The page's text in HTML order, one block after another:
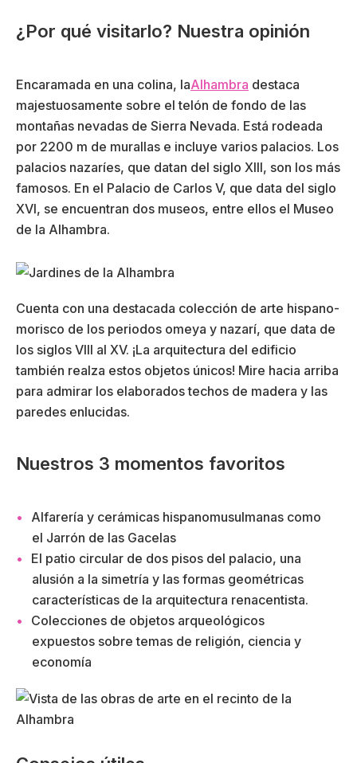
¿Por qué visitarlo? Nuestra opinión
Encaramada en una colina, laAlhambra destaca
majestuosamente sobre el telón de fondo de las
montañas nevadas de Sierra Nevada. Está rodeada
por 2200 m de murallas e incluye varios palacios. Los
palacios nazaríes, que datan del siglo XIII, son los más
famosos. En el Palacio de Carlos V, que data del siglo
XVI, se encuentran dos museos, entre ellos el Museo
de la Alhambra.
Cuenta con una destacada colección de arte hispano-
morisco de los periodos omeya y nazarí, que data de
los siglos VIII al XV. ¡La arquitectura del edificio
también realza estos objetos únicos! Mire hacia arriba
para admirar los elaborados techos de madera y las
paredes enlucidas.
Nuestros 3 momentos favoritos
Alfarería y cerámicas hispanomusulmanas como
el Jarrón de las Gacelas
El patio circular de dos pisos del palacio, una
alusión a la simetría y las formas geométricas
características de la arquitectura renacentista.
Colecciones de objetos arqueológicos
expuestos sobre temas de religión, ciencia y
economía